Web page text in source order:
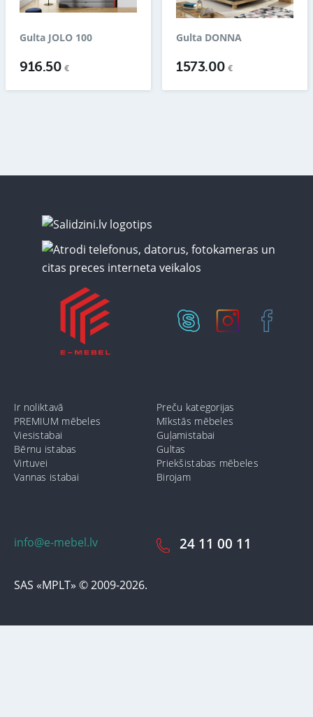
Gulta JOLO 100
916.50€
Gulta DONNA
1573.00 €
info@e-mebel.lv
SAS «MPLT» © 2009-2026.
24 11 00 11
Ir noliktavā
Preču kategorijas
PREMIUM mēbeles
Mīkstās mēbeles
Viesistabai
Guļamistabai
Bērnu istabas
Gultas
Virtuvei
Priekšistabas mēbeles
Vannas istabai
Birojam